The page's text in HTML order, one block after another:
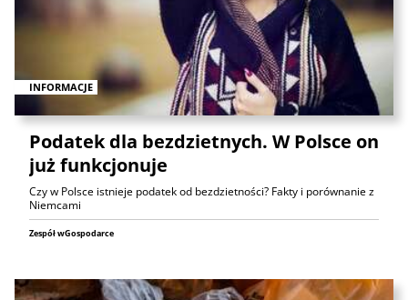
INFORMACJE
Podatek dla bezdzietnych. W Polsce on
już funkcjonuje
Czy w Polsce istnieje podatek od bezdzietności? Fakty i porównanie z
Niemcami
Zespół wGospodarce